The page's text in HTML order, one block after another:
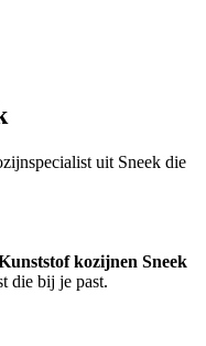
uit Sneek die
kozijnen Sneek
die bij je past.